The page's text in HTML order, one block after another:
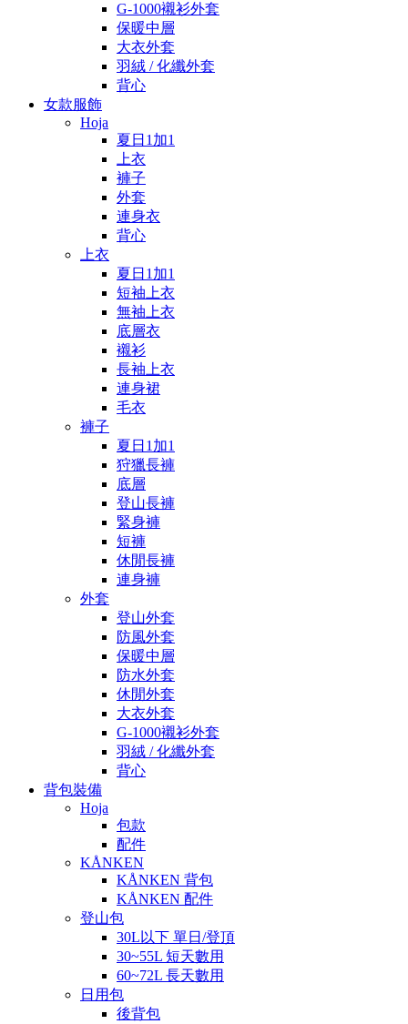
G-1000襯衫外套
保暖中層
大衣外套
羽絨 / 化纖外套
背心
女款服飾
Hoja
夏日1加1
上衣
褲子
外套
連身衣
背心
上衣
夏日1加1
短袖上衣
無袖上衣
底層衣
襯衫
長袖上衣
連身裙
毛衣
褲子
夏日1加1
狩獵長褲
底層
登山長褲
緊身褲
短褲
休閒長褲
連身褲
外套
登山外套
防風外套
保暖中層
防水外套
休閒外套
大衣外套
G-1000襯衫外套
羽絨 / 化纖外套
背心
背包裝備
Hoja
包款
配件
KÅNKEN
KÅNKEN 背包
KÅNKEN 配件
登山包
30L以下 單日/登頂
30~55L 短天數用
60~72L 長天數用
日用包
後背包